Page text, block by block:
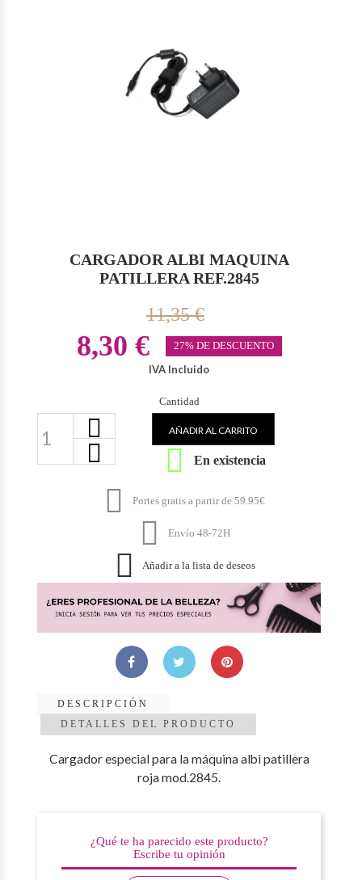
CARGADOR ALBI MAQUINA
PATILLERA REF.2845
11,35 €
8,30 € 27% DE DESCUENTO
IVA Incluido
Cantidad
AÑADIR AL CARRITO
 En existencia
 Portes gratis a partir de 59.95€
 Envío 48-72H
 Añadir a la lista de deseos
DESCRIPCIÓN
DETALLES DEL PRODUCTO
Cargador especial para la máquina albi patillera
roja mod.2845.
¿Qué te ha parecido este producto?
Escribe tu opinión